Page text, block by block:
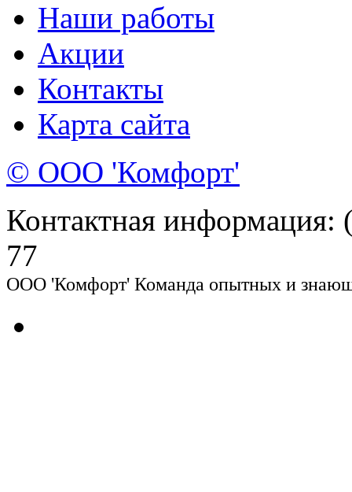
Наши работы
Акции
Контакты
Карта сайта
© ООО 'Комфорт'
Контактная
77
ООО 'Комфорт' Команда опытных и